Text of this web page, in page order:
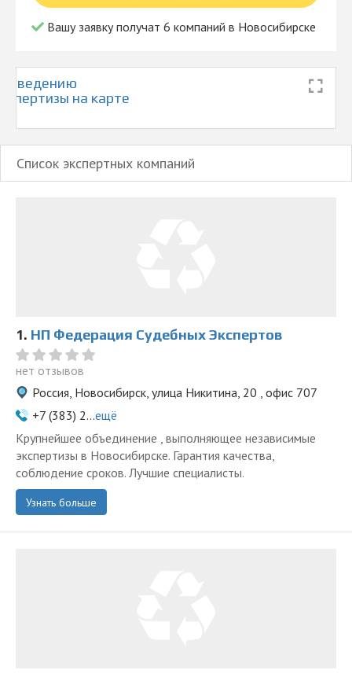
Вашу заявку получат 6 компаний в Новосибирске
на карте
Список экспертных компаний
1. НП Федерация Судебных Экспертов
нет отзывов
Россия, Новосибирск, улица Никитина, 20 , офис 707
+7 (383) 2...ещё
Крупнейшее объединение , выполняющее независимые
экспертизы в Новосибирске. Гарантия качества,
соблюдение сроков. Лучшие специалисты.
Узнать больше